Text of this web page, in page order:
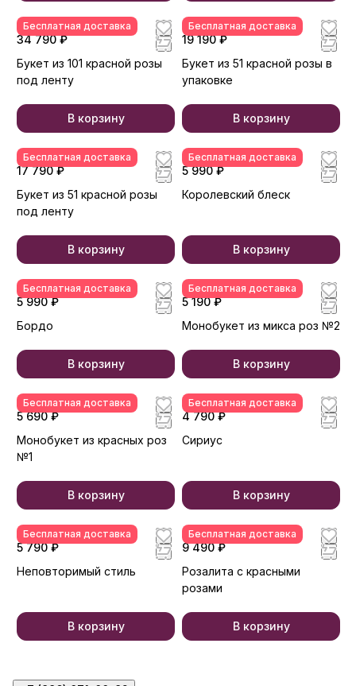
Бесплатная доставка
34 790 ₽
Букет из 101 красной розы
под ленту
В корзину
Бесплатная доставка
19 190 ₽
Букет из 51 красной розы в
упаковке
В корзину
Бесплатная доставка
17 790 ₽
Букет из 51 красной розы
под ленту
В корзину
Бесплатная доставка
5 990 ₽
Королевский блеск
В корзину
Бесплатная доставка
5 990 ₽
Бордо
В корзину
Бесплатная доставка
5 190 ₽
Монобукет из микса роз №2
В корзину
Бесплатная доставка
5 690 ₽
Монобукет из красных роз
№1
В корзину
Бесплатная доставка
4 790 ₽
Сириус
В корзину
Бесплатная доставка
5 790 ₽
Неповторимый стиль
В корзину
Бесплатная доставка
9 490 ₽
Розалита с красными
розами
В корзину